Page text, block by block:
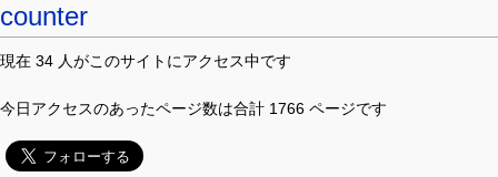
counter
現在 34 人がこのサイトにアクセス中です
今日アクセスのあったページ数は合計 1766 ページです